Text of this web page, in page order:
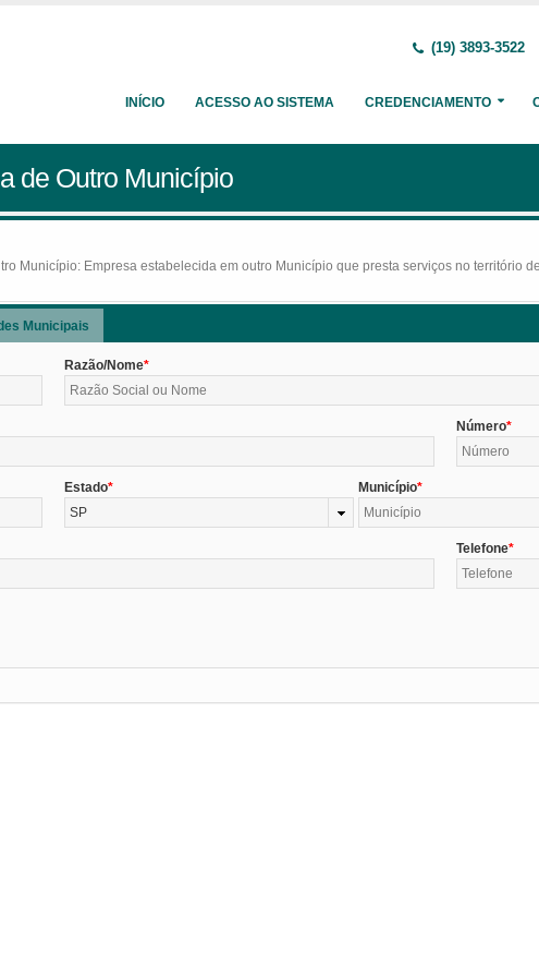
(19) 3893-3522
INÍCIO ACESSO AO SISTEMA CREDENCIAMENTO
de Outro Município
Município: Empresa estabelecida em outro Município que presta serviços no território
Municipais
Razão/Nome
Número
Estado
SP
Município
Telefone